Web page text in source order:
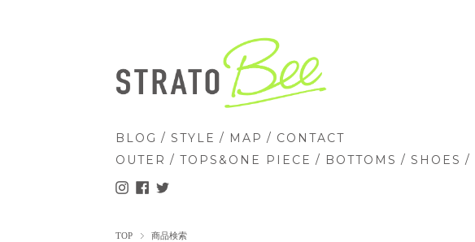
BLOG / STYLE / MAP / CONTACT
OUTER / TOPS&ONE PIECE / BOTTOMS / SHOES /
TOP 商品検索